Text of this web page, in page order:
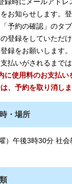
録時にメールアドレ
お知らせします。
予約の確認」のタ
登録をしていただ
録をお願いします。
払いがされるまで
に使用料のお支払い
、予約を取り消しま
・場所
）午後3時30分 社